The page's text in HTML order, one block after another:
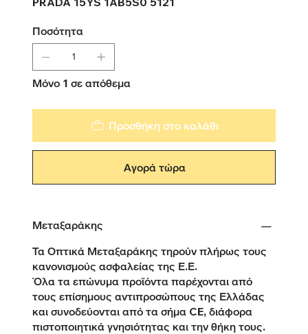
Ποσότητα
Μόνο 1 σε απόθεμα
Προσθήκη στο καλάθι
Αγορά τώρα
Μεταξαράκης
Τα Οπτικά Μεταξαράκης τηρούν πλήρως τους
κανονισμούς ασφαλείας της Ε.Ε.
Όλα τα επώνυμα προϊόντα παρέχονται από
τους επίσημους αντιπροσώπους της Ελλάδας
και συνοδεύονται από τα σήμα CE, διάφορα
πιστοποιητικά γνησιότητας και την θήκη τους.